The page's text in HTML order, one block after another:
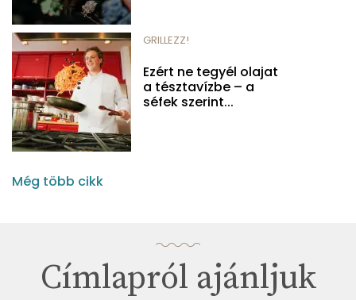
GRILLEZZ!
Ezért ne tegyél olajat
a tésztavízbe – a
séfek szerint...
Még több cikk
Címlapról ajánljuk